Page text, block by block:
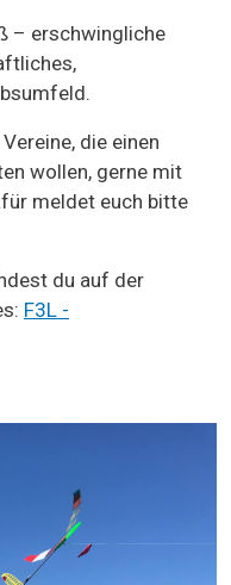
– erschwingliche
die einen
wollen, gerne mit
meldet euch bitte
du auf der
F3L -